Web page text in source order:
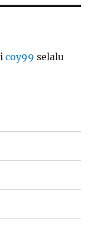
coy99 selalu